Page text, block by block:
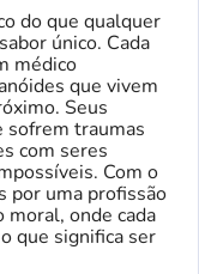
do que qualquer
único. Cada
médico
que vivem
Seus
sofrem traumas
com seres
Com o
por uma profissão
moral, onde cada
que significa ser